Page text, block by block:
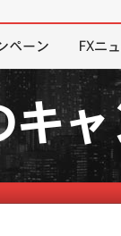
ペーン FXニ
キ